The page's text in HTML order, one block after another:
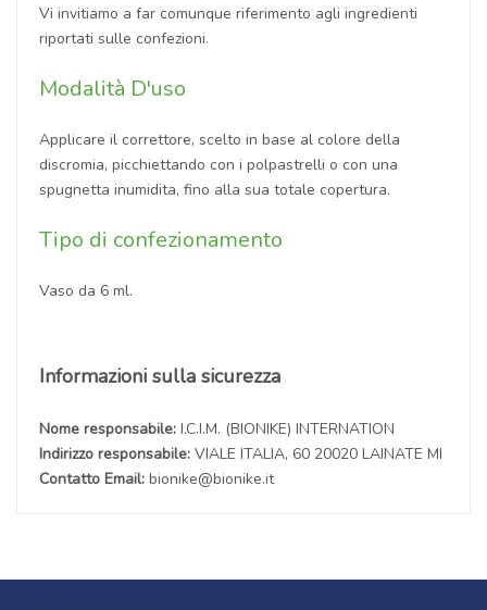
Vi invitiamo a far comunque riferimento agli ingredienti
riportati sulle confezioni.
Modalità D'uso
Applicare il correttore, scelto in base al colore della
discromia, picchiettando con i polpastrelli o con una
spugnetta inumidita, fino alla sua totale copertura.
Tipo di confezionamento
Vaso da 6 ml.
Informazioni sulla sicurezza
Nome responsabile: I.C.I.M. (BIONIKE) INTERNATION
Indirizzo responsabile: VIALE ITALIA, 60 20020 LAINATE MI
Contatto Email: bionike@bionike.it